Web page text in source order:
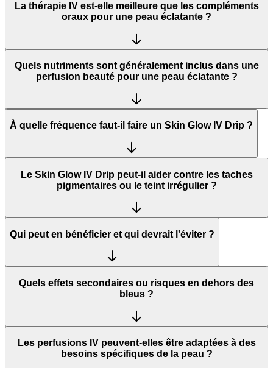
La thérapie IV est-elle meilleure que les compléments
oraux pour une peau éclatante ?
Quels nutriments sont généralement inclus dans une
perfusion beauté pour une peau éclatante ?
À quelle fréquence faut-il faire un Skin Glow IV Drip ?
Le Skin Glow IV Drip peut-il aider contre les taches
pigmentaires ou le teint irrégulier ?
Qui peut en bénéficier et qui devrait l'éviter ?
Quels effets secondaires ou risques en dehors des
bleus ?
Les perfusions IV peuvent-elles être adaptées à des
besoins spécifiques de la peau ?